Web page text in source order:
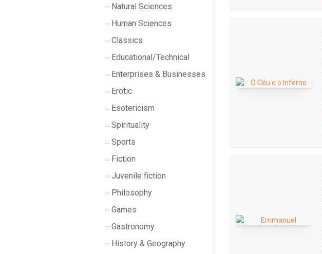
Natural Sciences
Human Sciences
Classics
Educational/Technical
Enterprises & Businesses
Erotic
Esotericism
Spirituality
Sports
Fiction
Juvenile fiction
Philosophy
Games
Gastronomy
History & Geography